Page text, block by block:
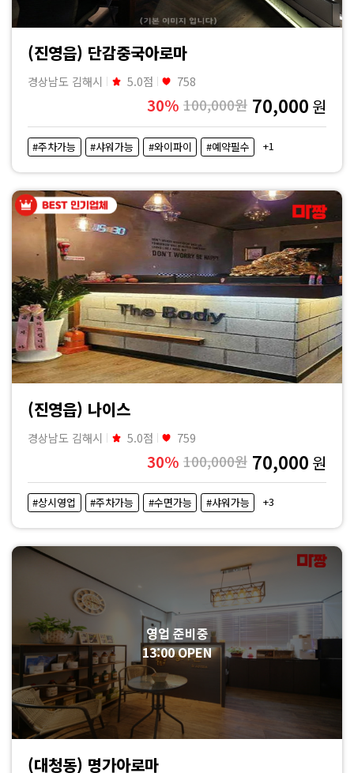
(진영읍) 단감중국아로마
경상남도 김해시 5.0점 758
30% 100,000원 70,000 원
#주차가능 #샤워가능 #와이파이 #예약필수 +1
(진영읍) 나이스
경상남도 김해시 5.0점 759
30% 100,000원 70,000 원
#상시영업 #주차가능 #수면가능 #샤워가능 +3
영업 준비중
13:00 OPEN
(대청동) 명가아로마